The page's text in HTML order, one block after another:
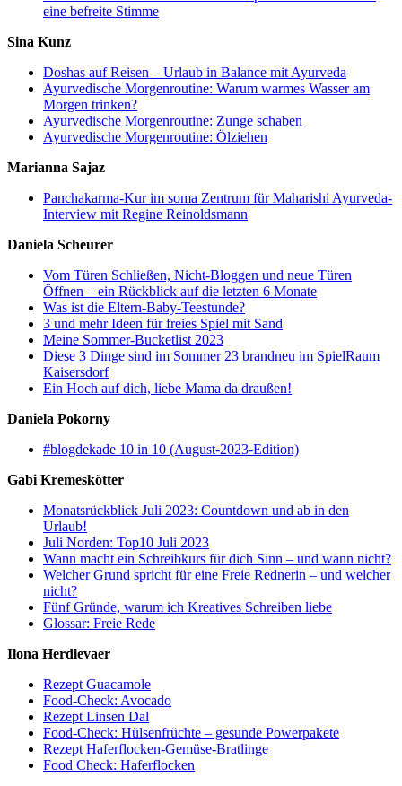
eine befreite Stimme
Sina Kunz
Doshas auf Reisen – Urlaub in Balance mit Ayurveda
Ayurvedische Morgenroutine: Warum warmes Wasser am
Morgen trinken?
Ayurvedische Morgenroutine: Zunge schaben
Ayurvedische Morgenroutine: Ölziehen
Marianna Sajaz
Panchakarma-Kur im soma Zentrum für Maharishi Ayurveda-
Interview mit Regine Reinoldsmann
Daniela Scheurer
Vom Türen Schließen, Nicht-Bloggen und neue Türen
Öffnen – ein Rückblick auf die letzten 6 Monate
Was ist die Eltern-Baby-Teestunde?
3 und mehr Ideen für freies Spiel mit Sand
Meine Sommer-Bucketlist 2023
Diese 3 Dinge sind im Sommer 23 brandneu im SpielRaum
Kaisersdorf
Ein Hoch auf dich, liebe Mama da draußen!
Daniela Pokorny
#blogdekade 10 in 10 (August-2023-Edition)
Gabi Kremeskötter
Monatsrückblick Juli 2023: Countdown und ab in den
Urlaub!
Juli Norden: Top10 Juli 2023
Wann macht ein Schreibkurs für dich Sinn – und wann nicht?
Welcher Grund spricht für eine Freie Rednerin – und welcher
nicht?
Fünf Gründe, warum ich Kreatives Schreiben liebe
Glossar: Freie Rede
Ilona Herdlevaer
Rezept Guacamole
Food-Check: Avocado
Rezept Linsen Dal
Food-Check: Hülsenfrüchte – gesunde Powerpakete
Rezept Haferflocken-Gemüse-Bratlinge
Food Check: Haferflocken